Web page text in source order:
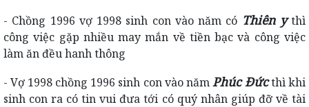
- Chồng 1996 vợ 1998 sinh con vào năm có Thiên ythì
công việc gặp nhiều may mắn về tiền bạc và công việc
làm ăn đều hanh thông
- Vợ 1998 chồng 1996 sinh con vào nămPhúc Đứcthì khi
sinh con ra có tin vui đưa tới có quý nhân giúp đỡ về tài